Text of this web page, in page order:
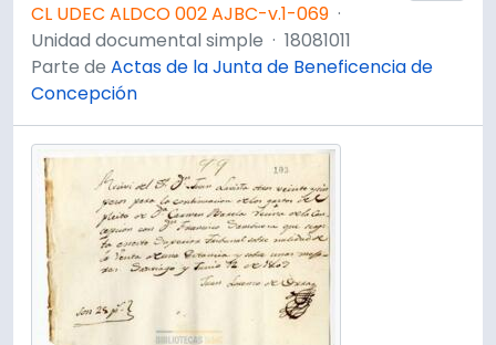
CL UDEC ALDCO 002 AJBC-v.1-069 ·
Unidad documental simple · 18081011
Parte de Actas de la Junta de Beneficencia de
Concepción